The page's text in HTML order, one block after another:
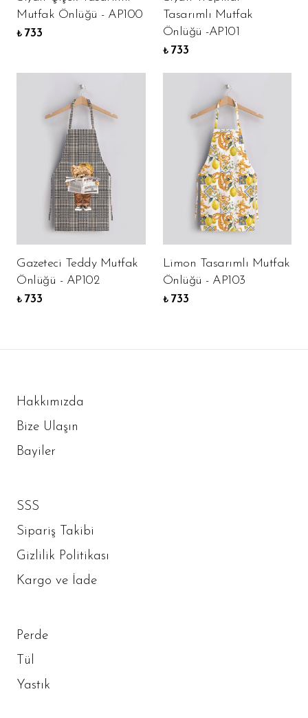
Mutfak Önlüğü - AP100
₺ 733
Tasarımlı Mutfak
Önlüğü -AP101
₺ 733
Gazeteci Teddy Mutfak
Önlüğü - AP102
₺ 733
Limon Tasarımlı Mutfak
Önlüğü - AP103
₺ 733
Hakkımızda
Bize Ulaşın
Bayiler
SSS
Sipariş Takibi
Gizlilik Politikası
Kargo ve İade
Perde
Tül
Yastık